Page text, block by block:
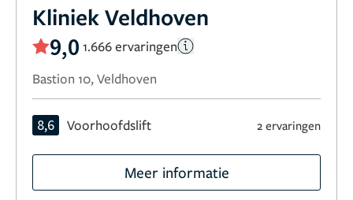
Kliniek Veldhoven
9,0 1.666 ervaringen
Bastion 10, Veldhoven
8,6 Voorhoofdslift 2 ervaringen
Meer informatie